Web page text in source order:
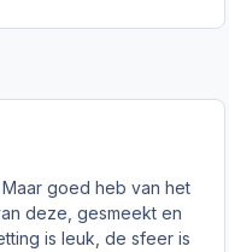
goed heb van het
deze, gesmeekt en
is leuk, de sfeer is